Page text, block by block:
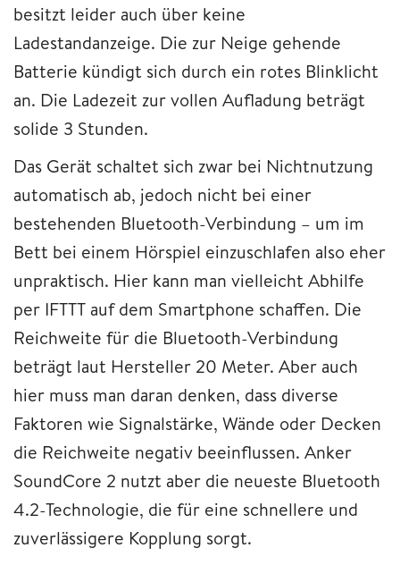
besitzt leider auch über keine
Ladestandanzeige. Die zur Neige gehende
Batterie kündigt sich durch ein rotes Blinklicht
an. Die Ladezeit zur vollen Aufladung beträgt
solide 3 Stunden.
Das Gerät schaltet sich zwar bei Nichtnutzung
automatisch ab, jedoch nicht bei einer
bestehenden Bluetooth-Verbindung – um im
Bett bei einem Hörspiel einzuschlafen also eher
unpraktisch. Hier kann man vielleicht Abhilfe
per IFTTT auf dem Smartphone schaffen. Die
Reichweite für die Bluetooth-Verbindung
beträgt laut Hersteller 20 Meter. Aber auch
hier muss man daran denken, dass diverse
Faktoren wie Signalstärke, Wände oder Decken
die Reichweite negativ beeinflussen. Anker
SoundCore 2 nutzt aber die neueste Bluetooth
4.2-Technologie, die für eine schnellere und
zuverlässigere Kopplung sorgt.